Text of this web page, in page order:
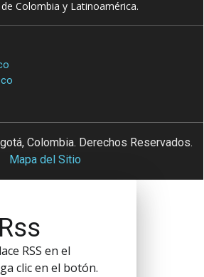
Colombia y Latinoamérica.
Colombia. Derechos Reservados.
Mapa del Sitio
RSS en el
clic en el botón.